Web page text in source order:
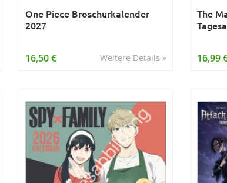
One Piece Broschurkalender
2027
Weitere Details »
16,50 €
The
16,99